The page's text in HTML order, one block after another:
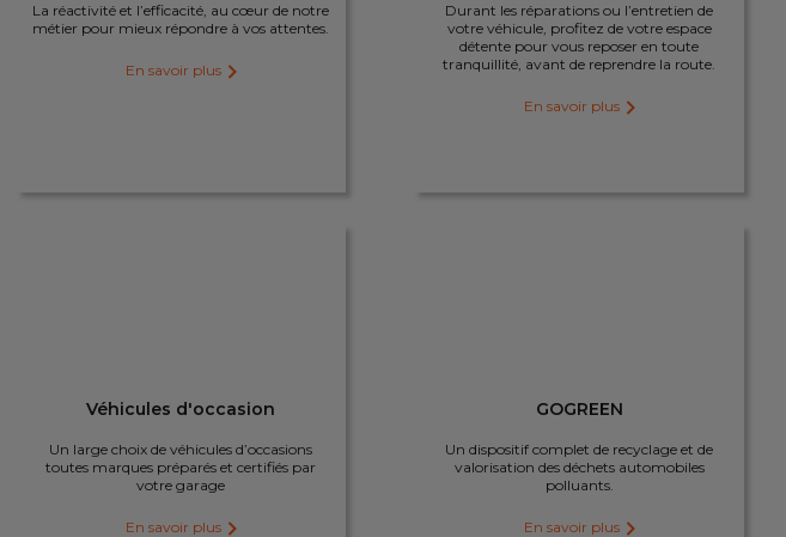
La réactivité et l’efficacité, au cœur de notre
métier pour mieux répondre à vos attentes.
En savoir plus
Durant les réparations ou l’entretien de
votre véhicule, profitez de votre espace
détente pour vous reposer en toute
tranquillité, avant de reprendre la route.
En savoir plus
Véhicules d'occasion
Un large choix de véhicules d’occasions
toutes marques préparés et certifiés par
votre garage
En savoir plus
GOGREEN
Un dispositif complet de recyclage et de
valorisation des déchets automobiles
polluants.
En savoir plus